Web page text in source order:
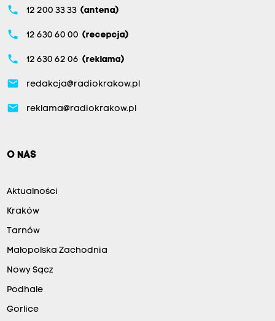
phone 12 200 33 33 (antena)
phone 12 630 60 00 (recepcja)
phone 12 630 62 06 (reklama)
email redakcja@radiokrakow.pl
email reklama@radiokrakow.pl
O NAS
Aktualności
Kraków
Tarnów
Małopolska Zachodnia
Nowy Sącz
Podhale
Gorlice